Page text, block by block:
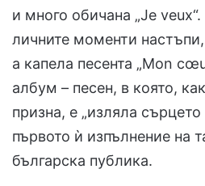
и много обичана „Je
личните моменти
а капела песента „Mon
албум – песен, в която,
призна, е „изляла сърцето
първото ѝ изпълнение на
българска публика.